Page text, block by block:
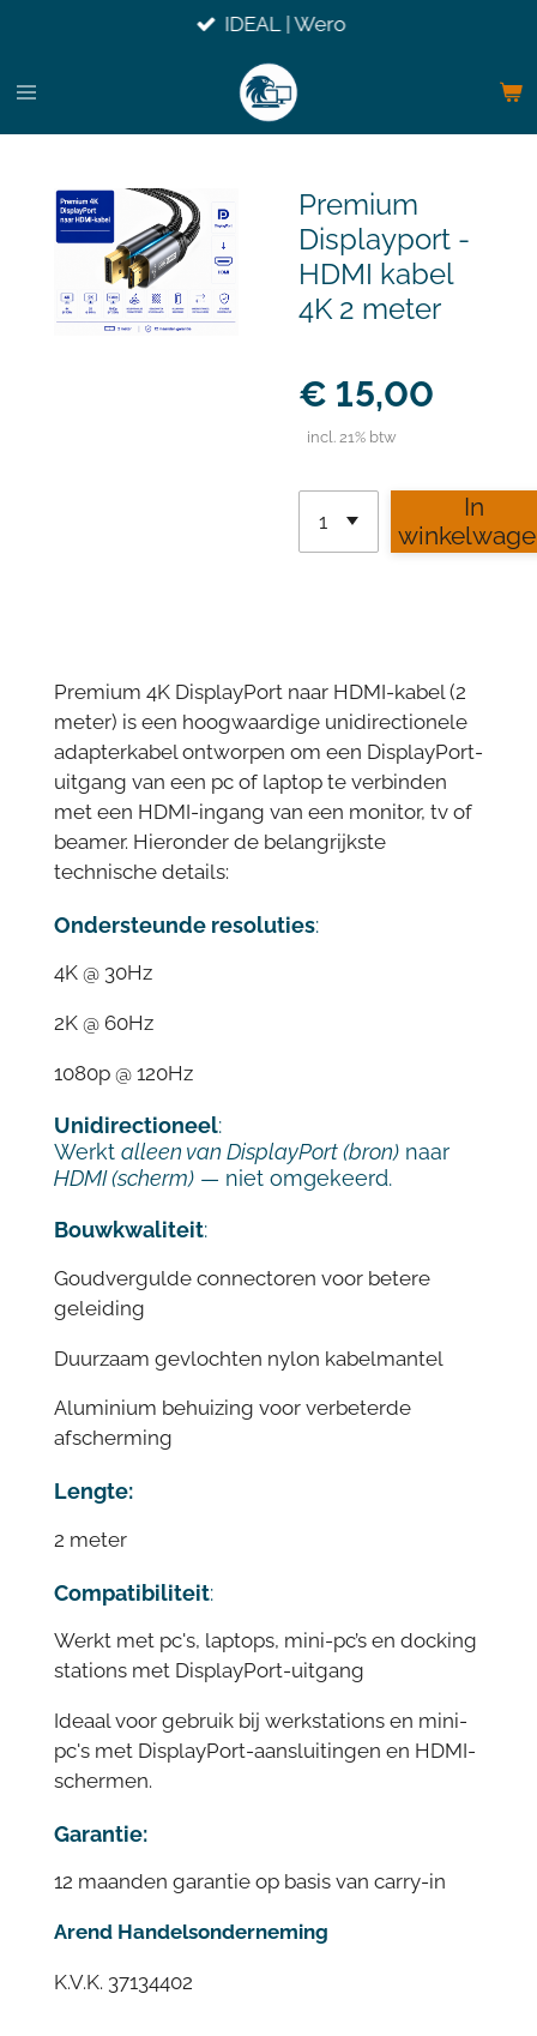
naar
IDEAL | Wero
Premium
Displayport -
HDMI kabel
4K 2 meter
€ 15,00
incl. 21% btw
In
Premium 4K DisplayPort naar HDMI-kabel (2
meter) is een hoogwaardige unidirectionele
adapterkabel ontworpen om een DisplayPort-
uitgang van een pc of laptop te verbinden
met een HDMI-ingang van een monitor, tv of
beamer. Hieronder de belangrijkste
technische details:
Ondersteunde resoluties:
4K @ 30Hz
2K @ 60Hz
1080p @ 120Hz
Unidirectioneel:
Werkt alleen van DisplayPort (bron)naar
HDMI (scherm)— niet omgekeerd.
Bouwkwaliteit:
Goudvergulde connectoren voor betere
geleiding
Duurzaam gevlochten nylon kabelmantel
Aluminium behuizing voor verbeterde
afscherming
Lengte:
2 meter
Compatibiliteit:
Werkt met pc's, laptops, mini-pc’s en docking
stations met DisplayPort-uitgang
Ideaal voor gebruik bij werkstations en mini-
pc's met DisplayPort-aansluitingen en HDMI-
schermen.
Garantie:
12 maanden garantie op basis van carry-in
Arend Handelsonderneming
K.V.K. 37134402